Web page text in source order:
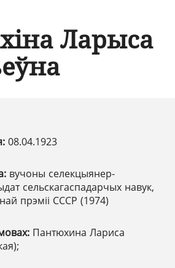
Ларыса
08.04.1923
вучоны селекцыянер-
сельскагаспадарчых навук,
прэміі СССР (1974)
Пантюхина Лариса